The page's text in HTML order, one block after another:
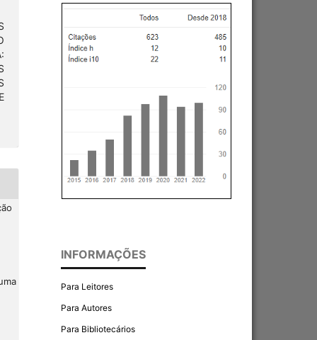
INFORMAÇÕES
Para Leitores
Para Autores
Para Bibliotecários